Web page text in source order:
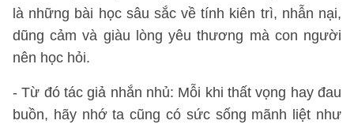
là những bài học sâu sắc về tính kiên trì, nhẫn nại,
dũng cảm và giàu lòng yêu thương mà con người
nên học hỏi.
- Từ đó tác giả nhắn nhủ: Mỗi khi thất vọng hay đau
buồn, hãy nhớ ta cũng có sức sống mãnh liệt như